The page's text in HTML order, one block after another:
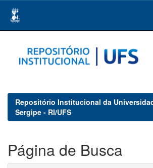
navigation
Repositório Institucional da
Sergipe - RI/UFS
Página de Busca